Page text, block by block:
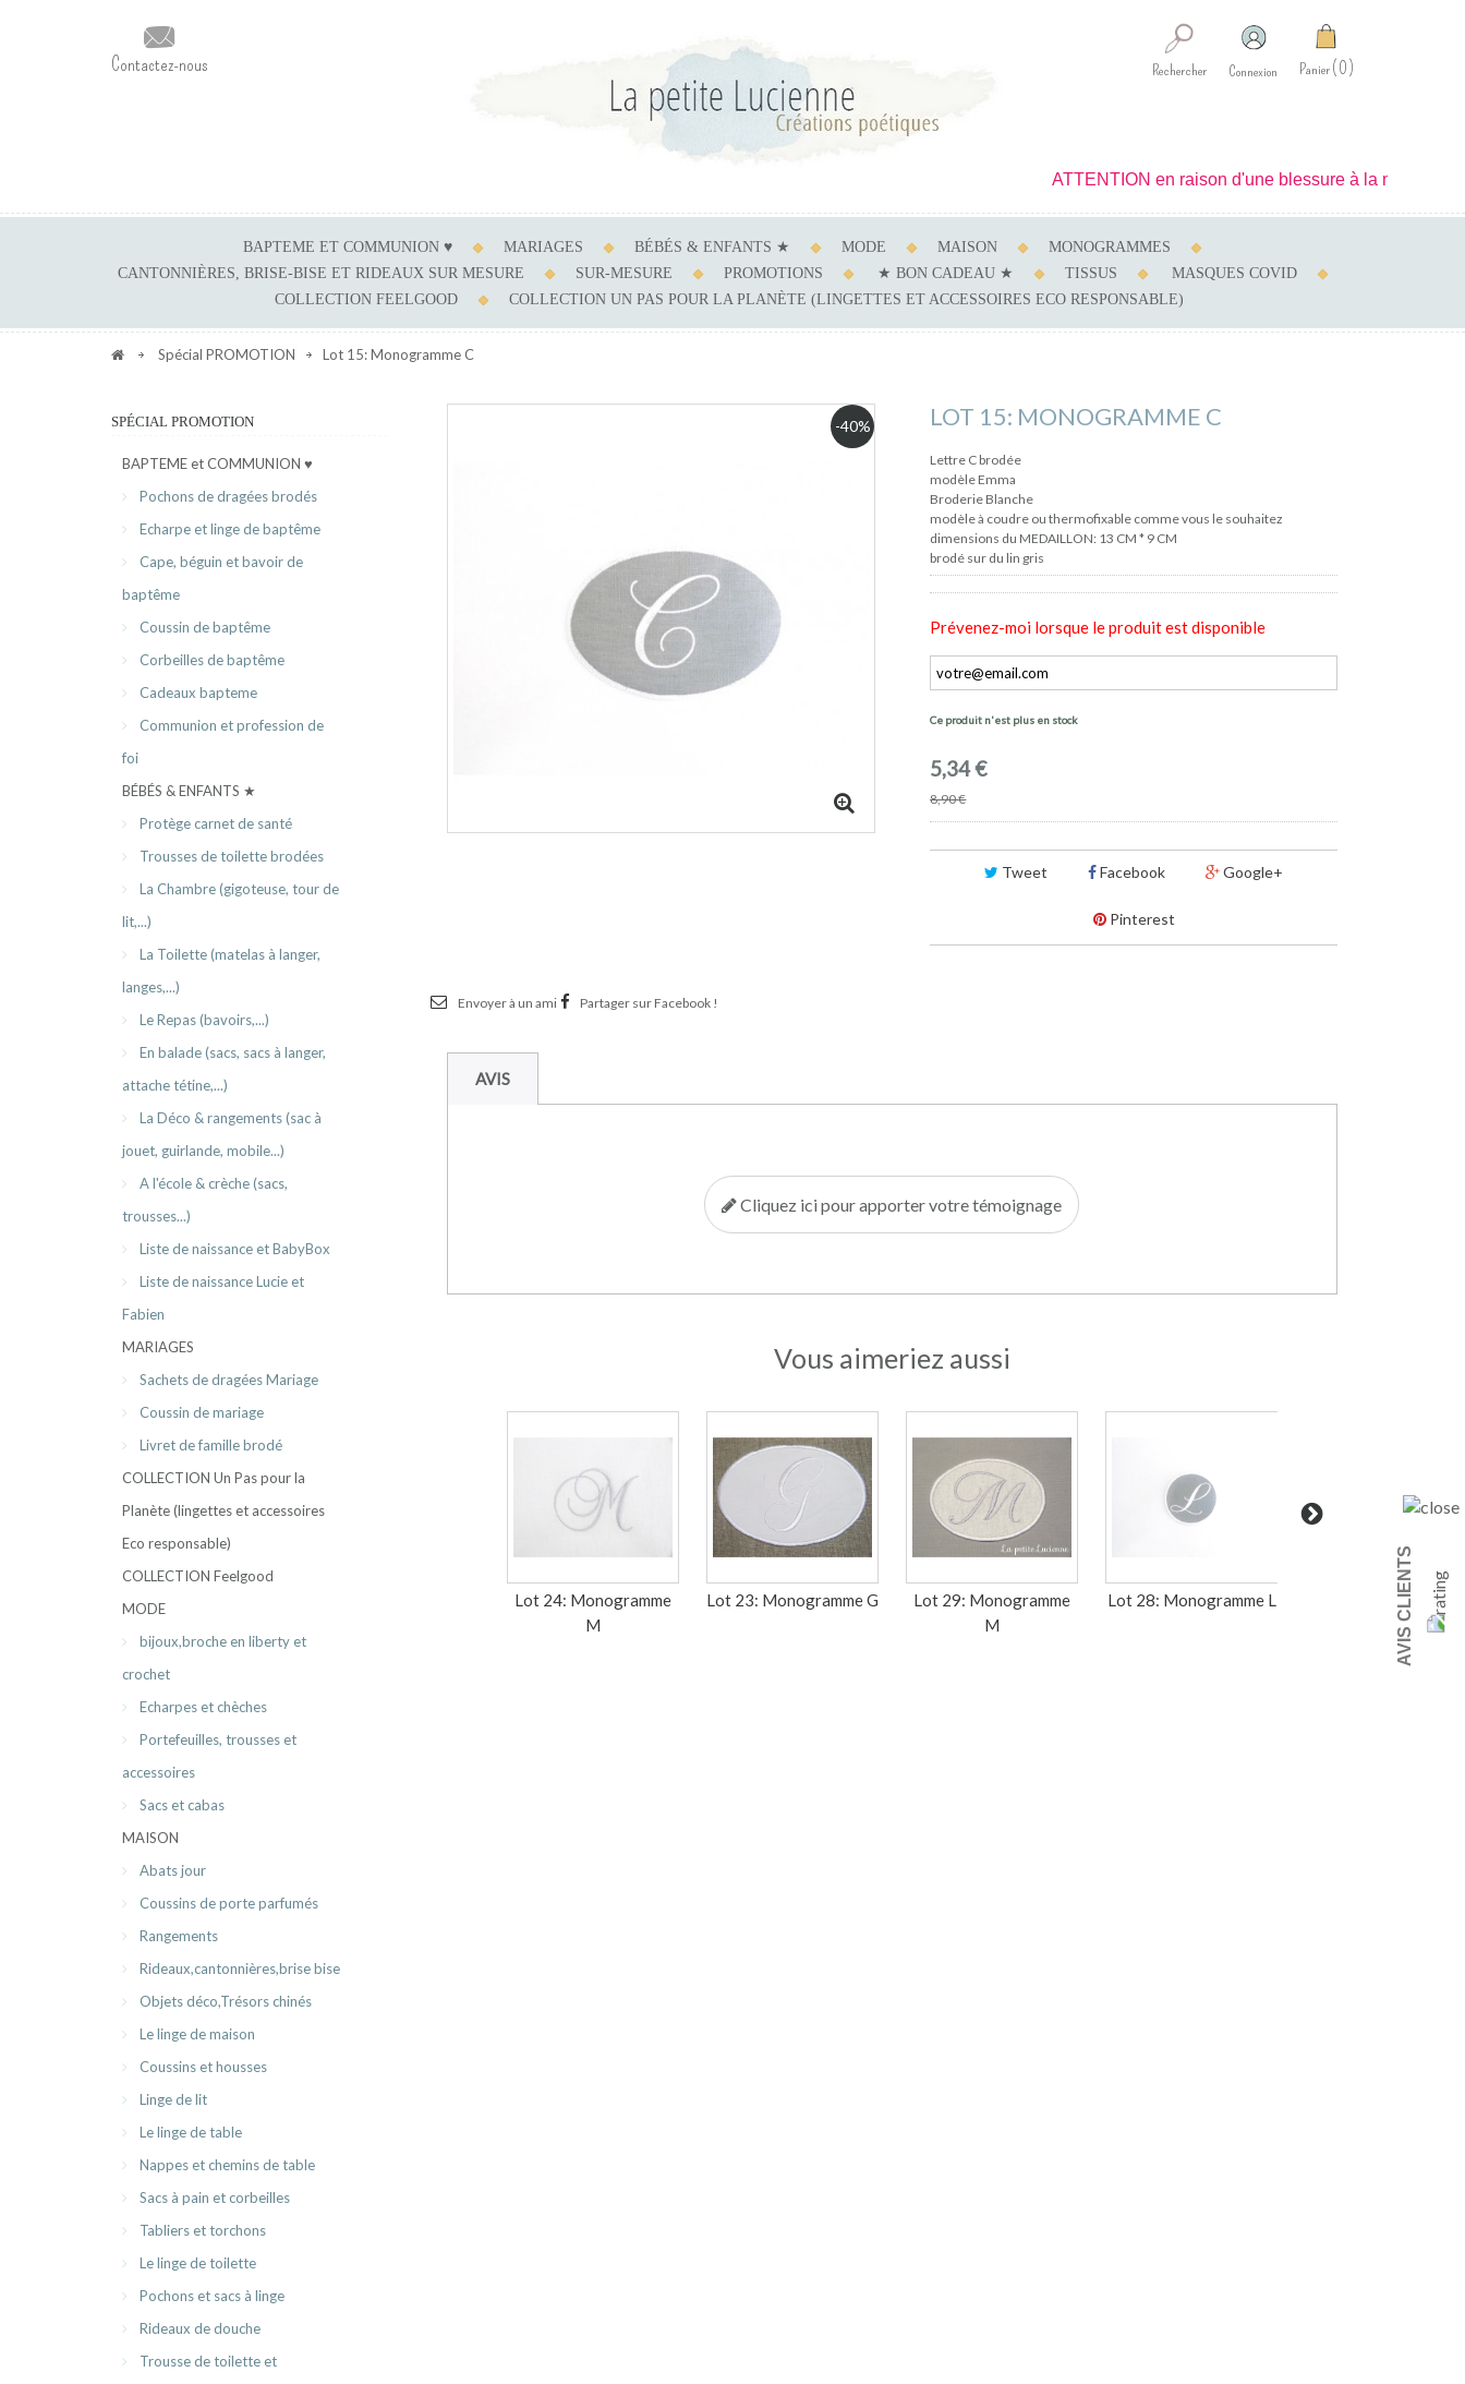
Contactez-nous Panier 0
Connexion
Rechercher
BAPTEME ET COMMUNION ♥ MARIAGES BÉBÉS & ENFANTS ★ MODE MAISON
MONOGRAMMES
CANTONNIÈRES, BRISE-BISE ET RIDEAUX SUR MESURE
SUR-MESURE PROMOTIONS ★ BON CADEAU ★ TISSUS
MASQUES COVID
COLLECTION FEELGOOD
COLLECTION UN PAS POUR LA PLANÈTE (LINGETTES ET ACCESSOIRES ECO RESPONSABLE)
ATTENTION en raison d'une blessure à la main je ne
Spécial PROMOTION Lot 15: Monogramme C
SPÉCIAL PROMOTION
BAPTEME et COMMUNION ♥
Pochons de dragées brodés
Echarpe et linge de baptême
Cape, béguin et bavoir de
baptême
Coussin de baptême
Corbeilles de baptême
Cadeaux bapteme
Communion et profession de
foi
BÉBÉS & ENFANTS ★
Protège carnet de santé
Trousses de toilette brodées
La Chambre (gigoteuse, tour de
lit,...)
La Toilette (matelas à langer,
langes,...)
Le Repas (bavoirs,...)
En balade (sacs, sacs à langer,
attache tétine,...)
La Déco & rangements (sac à
jouet, guirlande, mobile...)
A l'école & crèche (sacs,
trousses...)
Liste de naissance et BabyBox
Liste de naissance Lucie et
Fabien
MARIAGES
Sachets de dragées Mariage
Coussin de mariage
Livret de famille brodé
COLLECTION Un Pas pour la
Planète (lingettes et accessoires
Eco responsable)
COLLECTION Feelgood
MODE
bijoux,broche en liberty et
crochet
Echarpes et chèches
Portefeuilles, trousses et
accessoires
Sacs et cabas
MAISON
Abats jour
Coussins de porte parfumés
Rangements
Rideaux,cantonnières,brise bise
Objets déco,Trésors chinés
Le linge de maison
Coussins et housses
Linge de lit
Le linge de table
Nappes et chemins de table
Sacs à pain et corbeilles
Tabliers et torchons
Le linge de toilette
Pochons et sacs à linge
Rideaux de douche
Trousse de toilette et
-40% LOT 15: MONOGRAMME C
Lettre C brodée
modèle Emma
Broderie Blanche
modèle à coudre ou thermofixable comme vous le souhaitez
dimensions du MEDAILLON: 13 CM * 9 CM
brodé sur du lin gris
Prévenez-moi lorsque le produit est disponible
Ce produit n'est plus en stock
5,34 €
8,90 €
Tweet Facebook Google+
Pinterest
Envoyer à un ami Partager sur Facebook !
AVIS
Cliquez ici pour apporter votre témoignage
Vous aimeriez aussi
Lot 24: Monogramme
M
Lot 23: Monogramme G
Lot 29: Monogramme
M
Lot 28: Monogramme L
Lot 31a :
MAVIS CLIENTS